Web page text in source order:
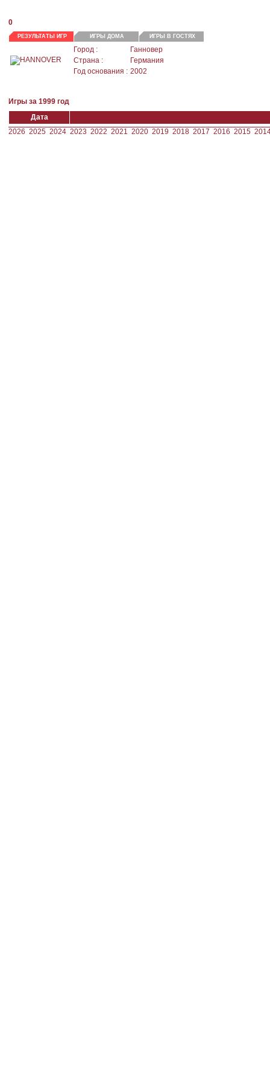
0
РЕЗУЛЬТАТЫ ИГР ИГРЫ ДОМА ИГРЫ В ГОСТЯХ
Город :
Ганновер
Страна :
Германия
Год основания : 2002
Игры за 1999 год
Дата
2026 2025 2024 2023 2022 2021 2020 2019 2018 2017 2016 2015